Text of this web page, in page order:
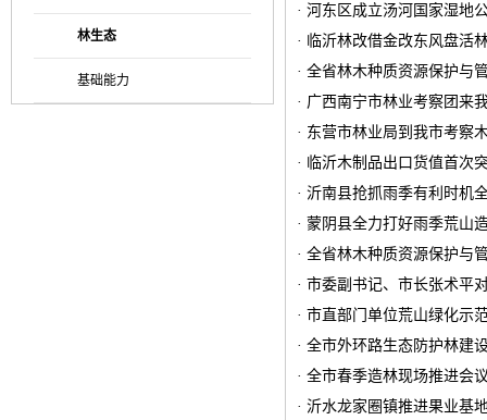
林生态
基础能力
· 河东区成立汤河国家湿地
· 临沂林改借金改东风盘活
· 全省林木种质资源保护与
· 广西南宁市林业考察团来
· 东营市林业局到我市考察
· 临沂木制品出口货值首次
· 沂南县抢抓雨季有利时机
· 蒙阴县全力打好雨季荒山
· 全省林木种质资源保护与
· 市委副书记、市长张术平
· 市直部门单位荒山绿化示
· 全市外环路生态防护林建
· 全市春季造林现场推进会
· 沂水龙家圈镇推进果业基